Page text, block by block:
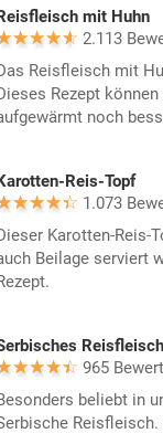
Reisfleisch mit Huhn
2.113
Reisfleisch mit
Rezept
noch
Reis-Topf
1.073
Karotten-Reis-
Beilage serviert
Reisfleisch
965
beliebt in
Reisfleisch.